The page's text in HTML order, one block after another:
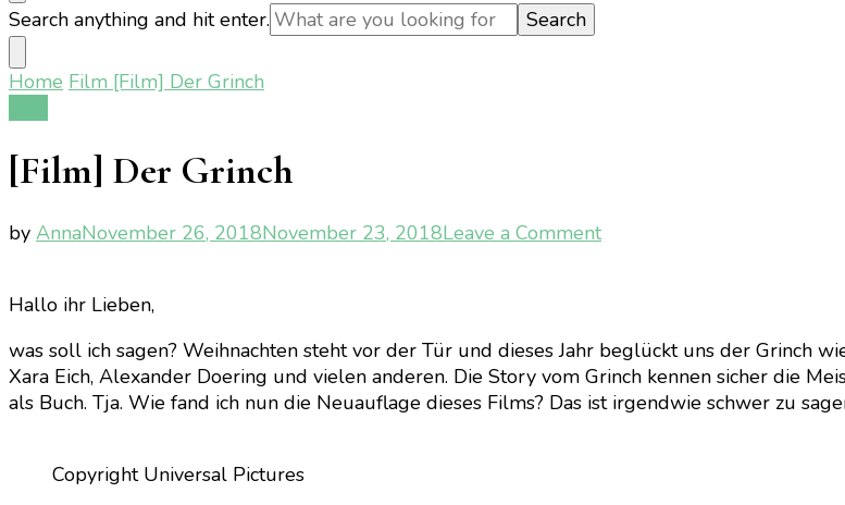
Looking
for
Something?
Search anything and hit enter.
Home Film [Film] Der Grinch
[Film] Der Grinch
by AnnaNovember 26, 2018November 23, 2018Leave a Commenton
Hallo ihr Lieben,
was soll ich sagen? Weihnachten steht vor der Tür und dieses Jahr beglückt uns der Grinch
Xara Eich, Alexander Doering und vielen anderen. Die Story vom Grinch kennen sicher die
als Buch. Tja. Wie fand ich nun die Neuauflage dieses Films? Das ist irgendwie schwer zu
Copyright Universal Pictures